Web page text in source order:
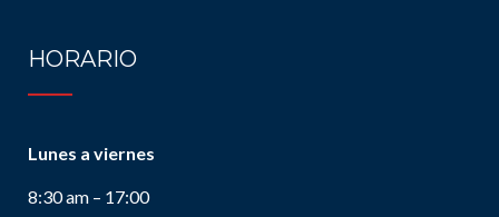
HORARIO
Lunes a viernes
8:30 am – 17:00